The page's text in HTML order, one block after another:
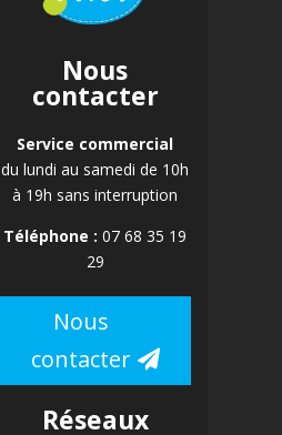
Nous
contacter
Service commercial
du lundi au samedi de 10h
à 19h sans interruption
Téléphone : 07 68 35 19
29
Nous
contacter
Réseaux